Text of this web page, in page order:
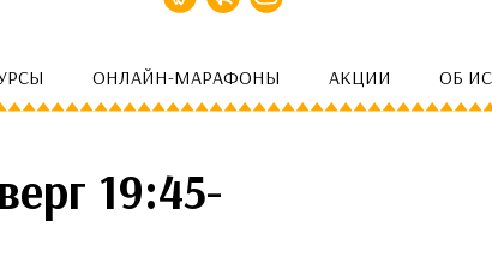
ОНЛАЙН-МАРАФОНЫ АКЦИИ ОБ
19:45-